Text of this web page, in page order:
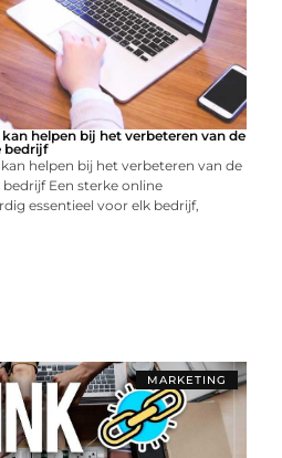
helpen bij het verbeteren van de
bedrijf
helpen bij het verbeteren van de
Een sterke online
essentieel voor elk bedrijf,
MARKETING